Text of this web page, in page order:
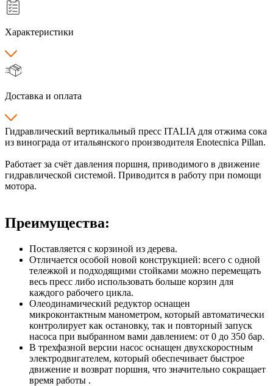
Характеристики
Доставка и оплата
Гидравлический вертикальный пресс ITALIA для отжима сока
из винограда от итальянского производителя Enotecnica Pillan.
Работает за счёт давления поршня, приводимого в движение
гидравлической системой. Приводится в работу при помощи
мотора.
Преимущества:
Поставляется с корзиной из дерева.
Отличается особой новой конструкцией: всего с одной
тележкой и подходящими стойками можно перемещать
весь пресс либо использовать больше корзин для
каждого рабочего цикла.
Олеодинамический редуктор оснащен
микроконтактным манометром, который автоматически
контролирует как остановку, так и повторный запуск
насоса при выбранном вами давлением: от 0 до 350 бар.
В трехфазной версии насос оснащен двухскоростным
электродвигателем, который обеспечивает быстрое
движение и возврат поршня, что значительно сокращает
время работы .